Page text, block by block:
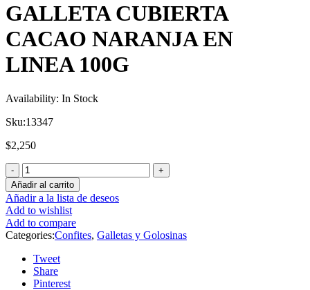
GALLETA CUBIERTA
CACAO NARANJA EN
LINEA 100G
Availability: In Stock
Sku:13347
$2,250
Añadir al carrito
Añadir a la lista de deseos
Add to wishlist
Add to compare
Categories:Confites, Galletas y Golosinas
Tweet
Share
Pinterest